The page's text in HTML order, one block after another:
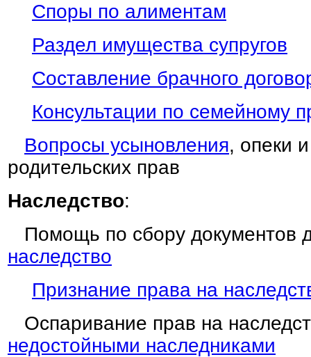
Споры по алиментам
Раздел имущества супругов
Составление брачного
Консультации по семейному
Вопросы усыновления, опеки
родительских прав
Наследство:
Помощь по сбору документов
наследство
Признание права на
Оспаривание прав на
недостойными наследниками